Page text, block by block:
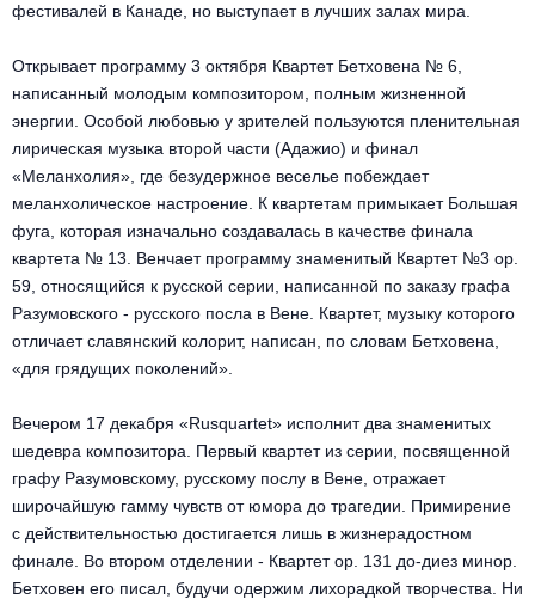
фестивалей в Канаде, но выступает в лучших залах мира.
Открывает программу 3 октября Квартет Бетховена № 6,
написанный молодым композитором, полным жизненной
энергии. Особой любовью у зрителей пользуются пленительная
лирическая музыка второй части (Адажио) и финал
«Меланхолия», где безудержное веселье побеждает
меланхолическое настроение. К квартетам примыкает Большая
фуга, которая изначально создавалась в качестве финала
квартета № 13. Венчает программу знаменитый Квартет №3 ор.
59, относящийся к русской серии, написанной по заказу графа
Разумовского - русского посла в Вене. Квартет, музыку которого
отличает славянский колорит, написан, по словам Бетховена,
«для грядущих поколений».
Вечером 17 декабря «Rusquartet» исполнит два знаменитых
шедевра композитора. Первый квартет из серии, посвященной
графу Разумовскому, русскому послу в Вене, отражает
широчайшую гамму чувств от юмора до трагедии. Примирение
с действительностью достигается лишь в жизнерадостном
финале. Во втором отделении - Квартет ор. 131 до-диез минор.
Бетховен его писал, будучи одержим лихорадкой творчества. Ни